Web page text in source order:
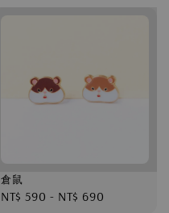
倉鼠
Regular
NT$ 590 - NT$ 690